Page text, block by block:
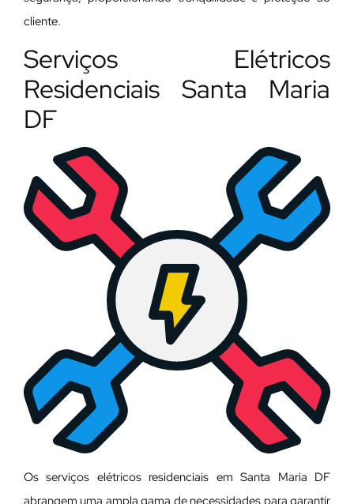
cliente.
Serviços Elétricos
Residenciais Santa Maria
DF
Os serviços elétricos residenciais em Santa Maria DF
abrangem uma ampla gama de necessidades para garantir